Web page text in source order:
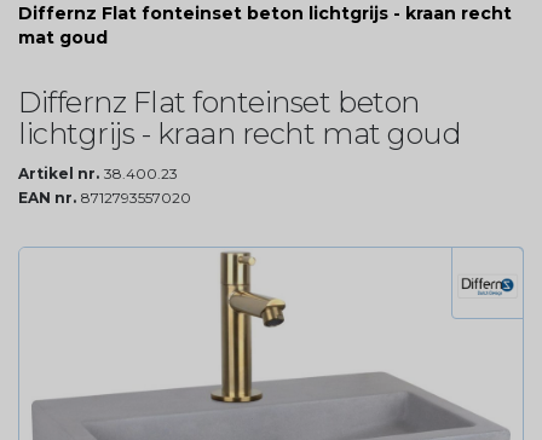
Differnz Flat fonteinset beton lichtgrijs - kraan recht
mat goud
Differnz Flat fonteinset beton
lichtgrijs - kraan recht mat goud
Artikel nr. 38.400.23
EAN nr. 8712793557020